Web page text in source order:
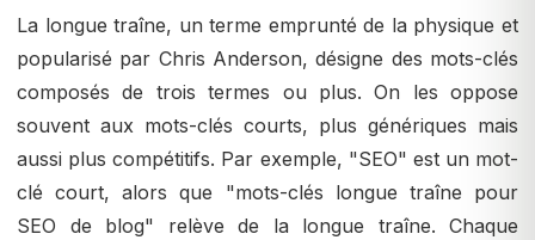
La longue traîne, un terme emprunté de la physique et
popularisé par Chris Anderson, désigne des mots-clés
composés de trois termes ou plus. On les oppose
souvent aux mots-clés courts, plus génériques mais
aussi plus compétitifs. Par exemple, "SEO" est un mot-
clé court, alors que "mots-clés longue traîne pour
SEO de blog" relève de la longue traîne. Chaque